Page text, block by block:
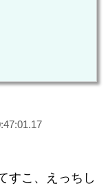
すこ、えっちし